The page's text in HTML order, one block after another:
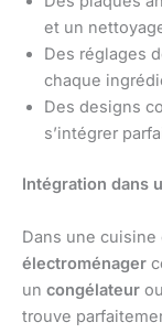
et un
Des réglages
chaque
Des designs
s’intégrer
Intégration dans
Dans une cuisine
électroménager
un congélateur
trouve